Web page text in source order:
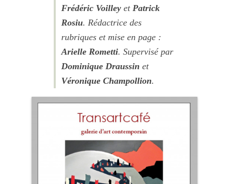
Frédéric Voilleyet Patrick
Rosiu. Rédactrice des
rubriques et mise en page :
Arielle Rometti. Supervisé par
Dominique Draussin et
Véronique Champollion.